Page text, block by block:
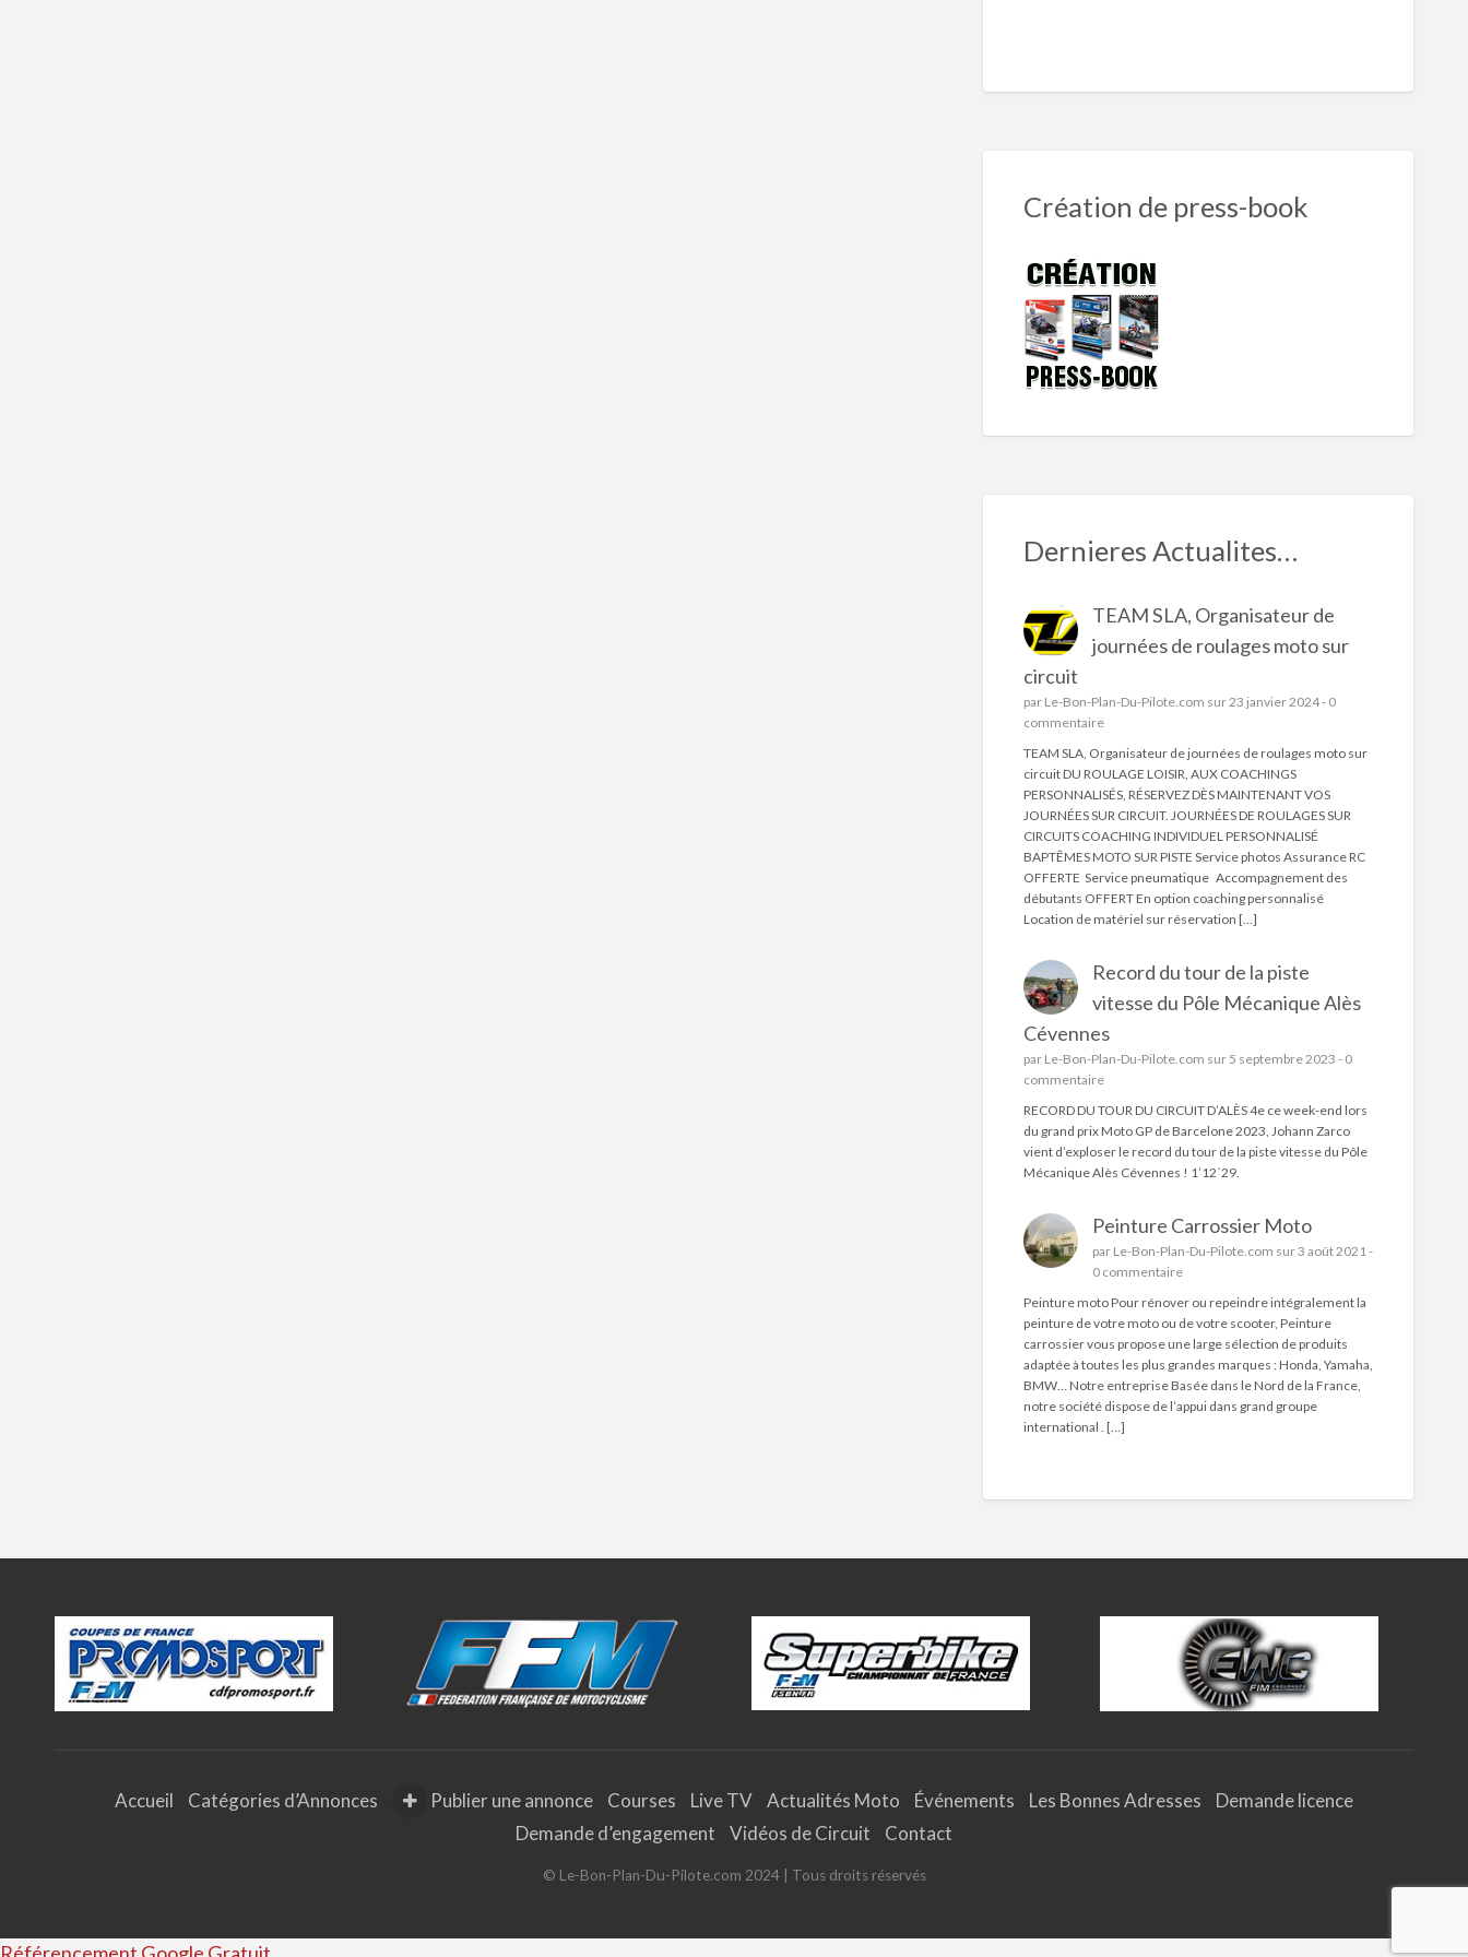
Création de press-book
Dernieres Actualites…
TEAM SLA, Organisateur de
journées de roulages moto sur
circuit
par Le-Bon-Plan-Du-Pilote.com sur 23 janvier 2024 - 0
commentaire
TEAM SLA, Organisateur de journées de roulages moto sur
circuit DU ROULAGE LOISIR, AUX COACHINGS
PERSONNALISÉS, RÉSERVEZ DÈS MAINTENANT VOS
JOURNÉES SUR CIRCUIT. JOURNÉES DE ROULAGES SUR
CIRCUITS COACHING INDIVIDUEL PERSONNALISÉ
BAPTÊMES MOTO SUR PISTE Service photos Assurance RC
OFFERTE Service pneumatique Accompagnement des
débutants OFFERT En option coaching personnalisé
Location de matériel sur réservation […]
Record du tour de la piste
vitesse du Pôle Mécanique Alès
Cévennes
par Le-Bon-Plan-Du-Pilote.com sur 5 septembre 2023 - 0
commentaire
RECORD DU TOUR DU CIRCUIT D’ALÈS 4e ce week-end lors
du grand prix Moto GP de Barcelone 2023, Johann Zarco
vient d’exploser le record du tour de la piste vitesse du Pôle
Mécanique Alès Cévennes ! 1’12´29.
Peinture Carrossier Moto
par Le-Bon-Plan-Du-Pilote.com sur 3 août 2021 -
0 commentaire
Peinture moto Pour rénover ou repeindre intégralement la
peinture de votre moto ou de votre scooter, Peinture
carrossier vous propose une large sélection de produits
adaptée à toutes les plus grandes marques : Honda, Yamaha,
BMW… Notre entreprise Basée dans le Nord de la France,
notre société dispose de l’appui dans grand groupe
international . […]
Accueil Catégories d’Annonces Publier une annonce Courses Live TV Actualités Moto Événements Les Bonnes Adresses
Demande licence
Demande d’engagement
Vidéos de Circuit Contact
© Le-Bon-Plan-Du-Pilote.com 2024 | Tous droits réservés